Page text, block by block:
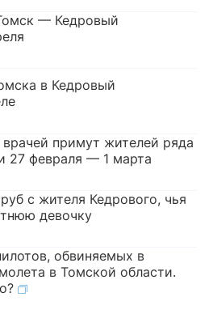
— Кедровый
в Кедровый
примут жителей ряда
27 февраля — 1 марта
с жителя Кедрового, чья
девочку
обвиняемых в
в Томской области.